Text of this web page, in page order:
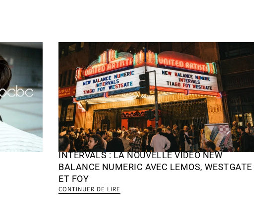
INTERVALS : LA NOUVELLE VIDÉO NEW
BALANCE NUMERIC AVEC LEMOS, WESTGATE
ET FOY
CONTINUER DE LIRE